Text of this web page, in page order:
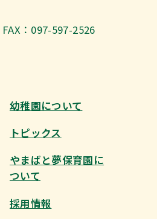
：097-597-2526
幼稚園について
トピックス
やまばと夢保育園に
ついて
採用情報